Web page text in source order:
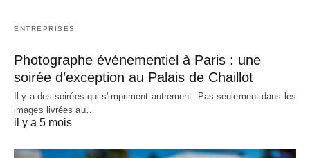
ENTREPRISES
Photographe événementiel à Paris : une
soirée d’exception au Palais de Chaillot
Il y a des soirées qui s'impriment autrement. Pas seulement dans les
images livrées au…
il y a 5 mois